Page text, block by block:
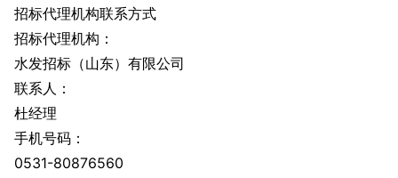
招标代理机构联系方式
招标代理机构：
水发招标（山东）有限公司
联系人：
杜经理
手机号码：
0531-80876560